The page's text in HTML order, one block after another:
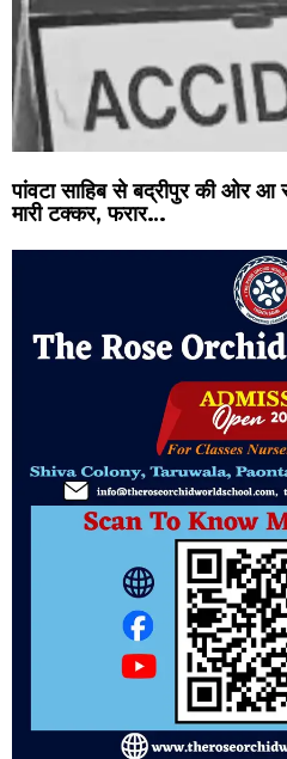
पांवटा साहिब से बद्रीपुर की ओर आ
मारी टक्कर, फरार…